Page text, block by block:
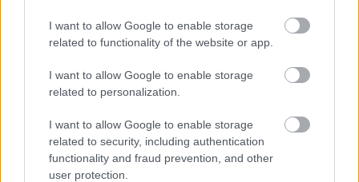
I want to allow Google to enable storage
related to functionality of the website or app.
I want to allow Google to enable storage
related to personalization.
I want to allow Google to enable storage
related to security, including authentication
functionality and fraud prevention, and other
user protection.